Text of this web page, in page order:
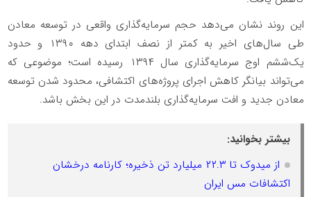
این روند نشان می‌دهد حجم سرمایه‌گذاری واقعی در توسعه معادن
طی سال‌های اخیر به کمتر از نصف ابتدای دهه ۱۳۹۰ و حدود
یک‌ششم اوج سرمایه‌گذاری سال ۱۳۹۴ رسیده است؛ موضوعی که
می‌تواند بیانگر کاهش اجرای پروژه‌های اکتشافی، محدود شدن توسعه
معادن جدید و افت سرمایه‌گذاری بلندمدت در این بخش باشد.
بیشتر بخوانید:
از میدوک تا ۲۲.۳ میلیارد تن ذخیره؛ کارنامه درخشان
اکتشافات مس ایران